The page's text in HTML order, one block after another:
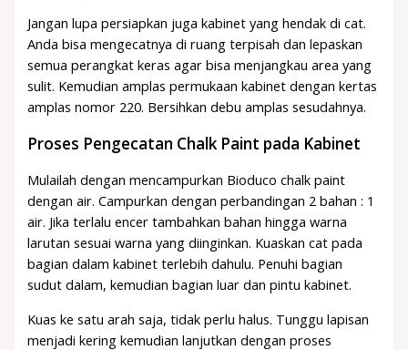
Jangan lupa persiapkan juga kabinet yang hendak di cat.
Anda bisa mengecatnya di ruang terpisah dan lepaskan
semua perangkat keras agar bisa menjangkau area yang
sulit. Kemudian amplas permukaan kabinet dengan kertas
amplas nomor 220. Bersihkan debu amplas sesudahnya.
Proses Pengecatan Chalk Paint pada Kabinet
Mulailah dengan mencampurkan Bioduco chalk paint
dengan air. Campurkan dengan perbandingan 2 bahan : 1
air. Jika terlalu encer tambahkan bahan hingga warna
larutan sesuai warna yang diinginkan. Kuaskan cat pada
bagian dalam kabinet terlebih dahulu. Penuhi bagian
sudut dalam, kemudian bagian luar dan pintu kabinet.
Kuas ke satu arah saja, tidak perlu halus. Tunggu lapisan
menjadi kering kemudian lanjutkan dengan proses